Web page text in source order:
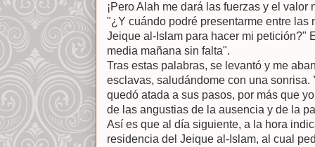
¡Pero Alah me dará las fuerzas y el
"¿Y cuándo podré presentarme entre las
Jeique al-Islam para hacer mi petición?"
media mañana sin falta".
Tras estas palabras, se levantó y me
esclavas, saludándome con una
quedó atada a sus pasos, por más que
de las angustias de la ausencia y de la
Así es que al día siguiente, a la hora
residencia del Jeique al-Islam, al cual